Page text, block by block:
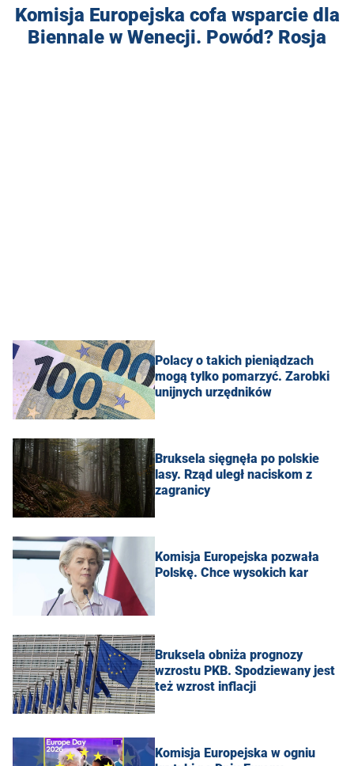
Komisja Europejska cofa wsparcie dla
Biennale w Wenecji. Powód? Rosja
Polacy o takich pieniądzach
mogą tylko pomarzyć. Zarobki
unijnych urzędników
Bruksela sięgnęła po polskie
lasy. Rząd uległ naciskom z
zagranicy
Komisja Europejska pozwała
Polskę. Chce wysokich kar
Bruksela obniża prognozy
wzrostu PKB. Spodziewany jest
też wzrost inflacji
Komisja Europejska w ogniu